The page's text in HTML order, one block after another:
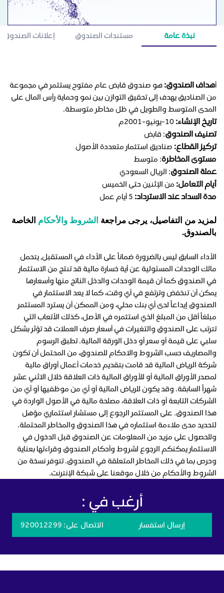
نبذة عامة مستندات الصندوق إعلانات الصندوق
أهداف الصندوق: هو صندوق قابض عام مفتوح يستثمر في مجموعة
من الصناديق يهدف إلى تحقيق التوازن بين نمو وحماية رأس المال على
المدى المتوسط والطويل في ظل مخاطر متوسطة.
تاريخ الإنشاء:
تصنيف الصندوق: قابض
تركيز القطاع: صناديق استثمار متعددة الأصول
مستوى المخاطرة: متوسط
عملة الصندوق: الريال السعودي
أيام التعامل: من الإثنين حتى الخميس
مدة السداد عند الاسترداد:
لمزيد من التفاصيل، يرجى مراجعة الشروط والأحكام الخاصة
بالصندوق.
الأداء السابق ليس بالضرورة ضماناً على الأداء في المستقبل, يتحمل
مالك الوحدات المسئولية عن أية خسارة مالية قد تنتج من الاستثمار
في الصندوق كما أن قيمة الوحدات والدخل الناتج منها وأسعارها
يمكن أن تنخفض وترتفع في أي وقت، كما لا يعد الاستثمار في
الصندوق إيداعاً لدى أي بنك محلي، ومن الممكن أن يسترد المستثمر
مبلغاً أقل من المبلغ الذي استثمره في الأصل، كذلك الأتعاب التي
تترتب على الصندوق والتغيرات في أسعار صرف العملات قد تؤثر بشكل
سلبي على قيمة أو سعر أو دخل الورقة المالية. تطبق الرسوم
والمصاريف حسب الشروط والاحكام للصندوق، من المحتمل أن تكون
شركة الرياض المالية قد قامت بتقديم خدمات أعمال أوراق مالية
لمصدر الأوراق المالية أو للأوراق المالية ذات العلاقة خلال الاثني عشر
شهراً السابقة. وقد يكون للرياض المالية أو أي من موظفيها أو أي من
الشركات التابعة أو ذات العلاقة، مصلحة مالية في الأصول الواردة في
هذا الصندوق. على المستثمر الرجوع إلى مستشار استثماري مؤهل
لتحديد مدى ملاءمة استثماره في هذا الصندوق والمخاطر المحتملة.
وللحصول على مزيد من المعلومات عن الصندوق قبل الدخول في
الاستثمار يمكنكم الرجوع لشروط وأحكام الصندوق وقراءتها بعناية
وحرص بما في ذلك المخاطر المتعلقة في الصندوق. تتوفر نسخة من
الشروط والأحكام من خلال موقعنا على شبكة الإنترنت.
أرغب في :
إرسال استفسار الاتصال على: 920012299